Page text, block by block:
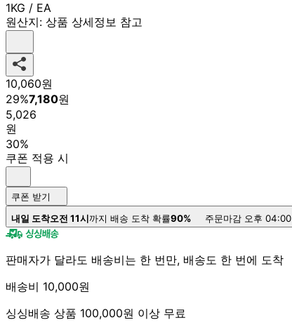
1KG / EA
원산지: 상품 상세정보 참고
10,060원
29%7,180원
5,026
원
30%
쿠폰 적용 시
쿠폰 받기
내일 도착오전 11시까지 배송 도착 확률90% 주문마감 오후 04:00
판매자가 달라도 배송비는 한 번만, 배송도 한 번에 도착
배송비 10,000원
싱싱배송 상품 100,000원 이상 무료